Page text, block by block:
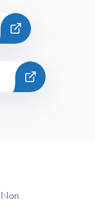
Non